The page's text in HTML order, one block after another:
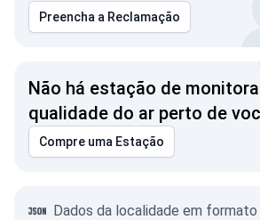
Preencha a Reclamação
Não há estação de
qualidade do ar perto de
Compre uma Estação
Dados da localidade em formato